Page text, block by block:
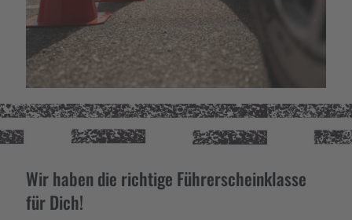
Wir haben die richtige Führerscheinklasse
für Dich!